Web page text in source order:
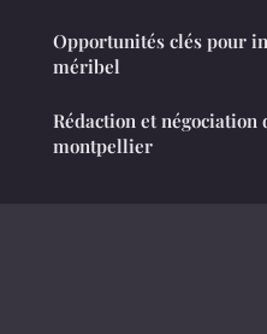
Opportunités clés pour
méribel
Rédaction et
montpellier